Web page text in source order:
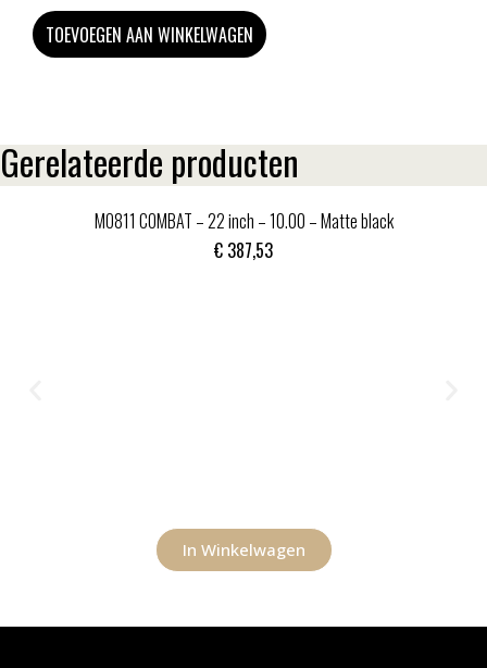
TOEVOEGEN AAN WINKELWAGEN
Gerelateerde producten
MO811 COMBAT – 22 inch – 10.00 – Matte black
€ 387,53
In Winkelwagen